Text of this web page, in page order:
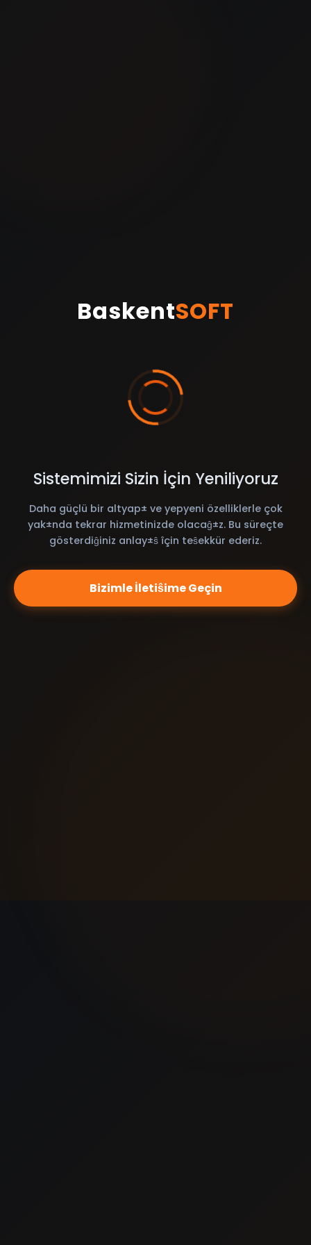
BaskentSOFT
Sistemimizi Sizin İçin Yeniliyoruz
Daha güçlü bir altyap± ve yepyeni özelliklerle çok
yak±nda tekrar hizmetinizde olacaĝ±z. Bu süreçte
gösterdiĝiniz anlay±ŝ îçin teŝekkür ederiz.
Bizimle İletiŝime Geçin